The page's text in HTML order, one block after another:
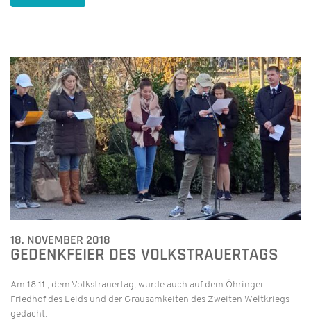
18. NOVEMBER 2018
GEDENKFEIER DES VOLKSTRAUERTAGS
Am 18.11., dem Volkstrauertag, wurde auch auf dem Öhringer
Friedhof des Leids und der Grausamkeiten des Zweiten Weltkriegs
gedacht.